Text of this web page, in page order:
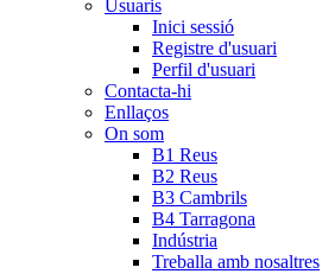
Usuaris
Inici sessió
Registre d'usuari
Perfil d'usuari
Contacta-hi
Enllaços
On som
B1 Reus
B2 Reus
B3 Cambrils
B4 Tarragona
Indústria
Treballa amb nosaltres